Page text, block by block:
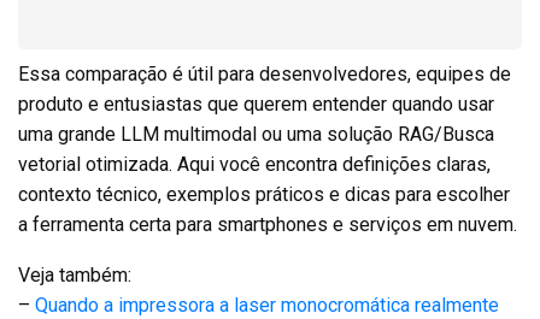
Essa comparação é útil para desenvolvedores, equipes de
produto e entusiastas que querem entender quando usar
uma grande LLM multimodal ou uma solução RAG/Busca
vetorial otimizada. Aqui você encontra definições claras,
contexto técnico, exemplos práticos e dicas para escolher
a ferramenta certa para smartphones e serviços em nuvem.
Veja também:
– Quando a impressora a laser monocromática realmente